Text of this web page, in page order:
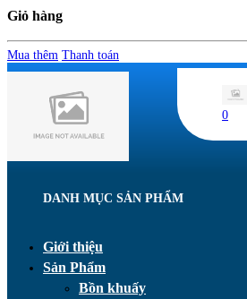
Giỏ hàng
Mua thêm Thanh toán
0
DANH MỤC SẢN PHẨM
Giới thiệu
Sản Phẩm
Bồn khuấy